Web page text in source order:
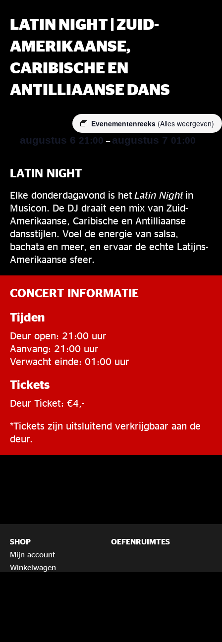
LATIN NIGHT | ZUID-
AMERIKAANSE,
CARIBISCHE EN
ANTILLIAANSE DANS
Evenementenreeks (Alles weergeven)
augustus 6 21:00 – augustus 7 01:00
LATIN NIGHT
Elke donderdagavond is het Latin Night in
Musicon. De DJ draait een mix van Zuid-
Amerikaanse, Caribische en Antilliaanse
dansstijlen. Voel de energie van salsa,
bachata en meer, en ervaar de echte Latijns-
Amerikaanse sfeer.
CONCERT INFORMATIE
Tijden
Deur open: 21:00 uur
Aanvang: 21:00 uur
Verwacht einde: 01:00 uur
Tickets
Deur Ticket: €4,-
*Tickets zijn uitsluitend verkrijgbaar aan de
deur.
SHOP
Mijn account
Winkelwagen
OEFENRUIMTES